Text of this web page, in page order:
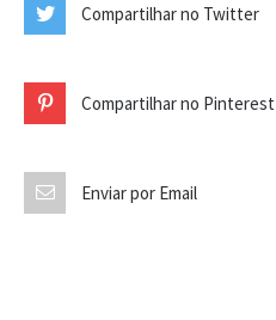
Compartilhar no Twitter
Compartilhar no Pinterest
Enviar por Email